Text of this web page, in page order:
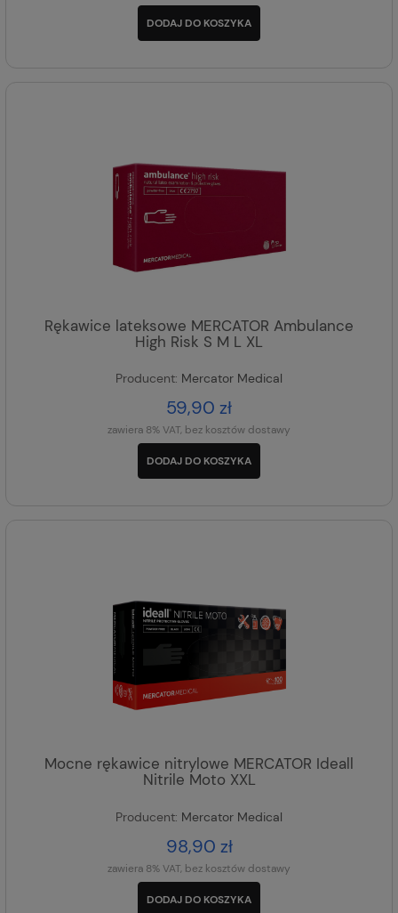
DODAJ DO KOSZYKA
Rękawice lateksowe MERCATOR Ambulance
High Risk S M L XL
Producent: Mercator Medical
59,90 zł
zawiera 8% VAT, bez kosztów dostawy
DODAJ DO KOSZYKA
Mocne rękawice nitrylowe MERCATOR Ideall
Nitrile Moto XXL
Producent: Mercator Medical
98,90 zł
zawiera 8% VAT, bez kosztów dostawy
DODAJ DO KOSZYKA